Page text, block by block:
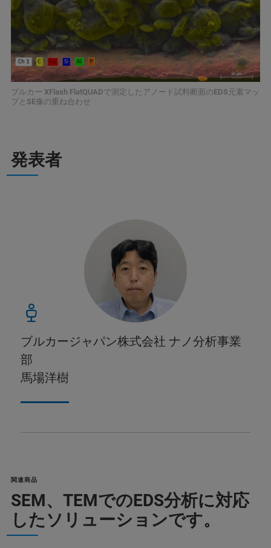
ブルカー XFlash FlatQUADで測定したアノード試料断面のEDS元素マッ
プとSE像の重ね合わせ
発表者
ブルカージャパン株式会社 ナノ分析事業
部
馬場洋樹
関連商品
SEM、TEMでのEDS分析に対応
したソリューションです。